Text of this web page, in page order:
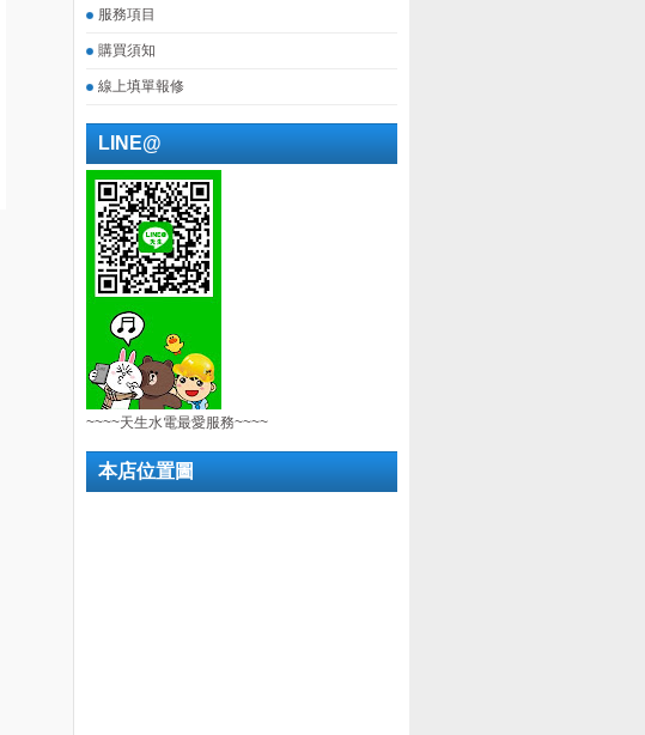
服務項目
購買須知
線上填單報修
LINE@
~~~~天生水電最愛服務~~~~
本店位置圖